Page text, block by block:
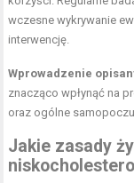
wczesne wykrywanie
interwencję.
Wprowadzenie
znacząco wpłynąć na
oraz ogólne
Jakie zasady